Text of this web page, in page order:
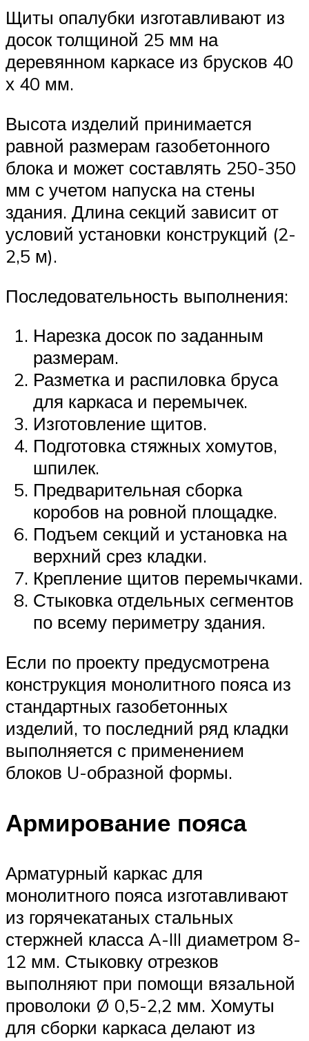
Щиты опалубки изготавливают из
досок толщиной 25 мм на
деревянном каркасе из брусков 40
х 40 мм.
Высота изделий принимается
равной размерам газобетонного
блока и может составлять 250-350
мм с учетом напуска на стены
здания. Длина секций зависит от
условий установки конструкций (2-
2,5 м).
Последовательность выполнения:
Нарезка досок по заданным
размерам.
Разметка и распиловка бруса
для каркаса и перемычек.
Изготовление щитов.
Подготовка стяжных хомутов,
шпилек.
Предварительная сборка
коробов на ровной площадке.
Подъем секций и установка на
верхний срез кладки.
Крепление щитов перемычками.
Стыковка отдельных сегментов
по всему периметру здания.
Если по проекту предусмотрена
конструкция монолитного пояса из
стандартных газобетонных
изделий, то последний ряд кладки
выполняется с применением
блоков U-образной формы.
Армирование пояса
Арматурный каркас для
монолитного пояса изготавливают
из горячекатаных стальных
стержней класса A-III диаметром 8-
12 мм. Стыковку отрезков
выполняют при помощи вязальной
проволоки Ø 0,5-2,2 мм. Хомуты
для сборки каркаса делают из